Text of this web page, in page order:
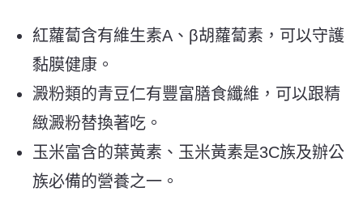
紅蘿蔔含有維生素A、β胡蘿蔔素，可以守護
黏膜健康。
澱粉類的青豆仁有豐富膳食纖維，可以跟精
緻澱粉替換著吃。
玉米富含的葉黃素、玉米黃素是3C族及辦公
族必備的營養之一。